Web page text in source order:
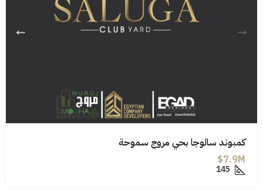
كمبوند سالوجا بحي مروج سموحة
7.9M$
145